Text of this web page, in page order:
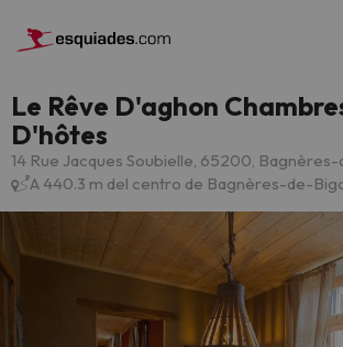
Le Rêve D'aghon
D'hôtes
14 Rue Jacques Soubielle, 65200,
A 440.3 m del centro de Bagnères-de-